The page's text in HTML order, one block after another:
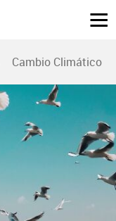
Cambio Climático